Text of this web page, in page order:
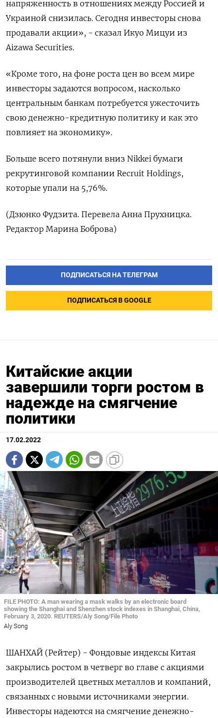
напряженность в отношениях между Россией и
Украиной снизилась. Сегодня инвесторы снова
продавали акции», - сказал Икуо Мицуи из
Aizawa Securities.
«Кроме того, на фоне роста цен во всем мире
инвесторы задаются вопросом, насколько
центральным банкам потребуется ужесточить
свою денежно-кредитную политику и как это
повлияет на экономику».
Больше всего потянули вниз Nikkei бумаги
рекрутинговой компании Recruit Holdings,
которые упали на 5,76%.
(Дзюнко Фудзита. Перевела Анна Прухницка.
Редактор Марина Боброва)
ПОДПИСАТЬСЯ НА ТЕЛЕГРАМ
ПОДПИСАТЬСЯ В GOOGLE
Китайские акции
завершили торги ростом в
надежде на смягчение
политики
17.02.2022
FILE PHOTO: A man wearing a mask walks by an electronic board
showing the Shanghai and Shenzhen stock indexes in Shanghai, China,
February 3, 2020. REUTERS/Aly Song/File Photo
Aly Song
ШАНХАЙ (Рейтер) - Фондовые индексы Китая
закрылись ростом в четверг во главе с акциями
производителей цветных металлов и компаний,
связанных с новыми источниками энергии.
Инвесторы надеются на смягчение денежно-